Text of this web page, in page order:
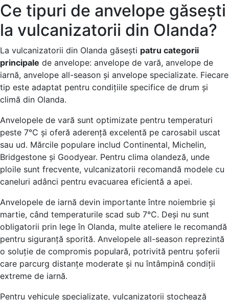
Ce tipuri de anvelope găsești
la vulcanizatorii din Olanda?
La vulcanizatorii din Olanda găsești patru categorii
principale de anvelope: anvelope de vară, anvelope de
iarnă, anvelope all-season și anvelope specializate. Fiecare
tip este adaptat pentru condițiile specifice de drum și
climă din Olanda.
Anvelopele de vară sunt optimizate pentru temperaturi
peste 7°C și oferă aderență excelentă pe carosabil uscat
sau ud. Mărcile populare includ Continental, Michelin,
Bridgestone și Goodyear. Pentru clima olandeză, unde
ploile sunt frecvente, vulcanizatorii recomandă modele cu
caneluri adânci pentru evacuarea eficientă a apei.
Anvelopele de iarnă devin importante între noiembrie și
martie, când temperaturile scad sub 7°C. Deși nu sunt
obligatorii prin lege în Olanda, multe ateliere le recomandă
pentru siguranță sporită. Anvelopele all-season reprezintă
o soluție de compromis populară, potrivită pentru șoferii
care parcurg distanțe moderate și nu întâmpină condiții
extreme de iarnă.
Pentru vehicule specializate, vulcanizatorii stochează